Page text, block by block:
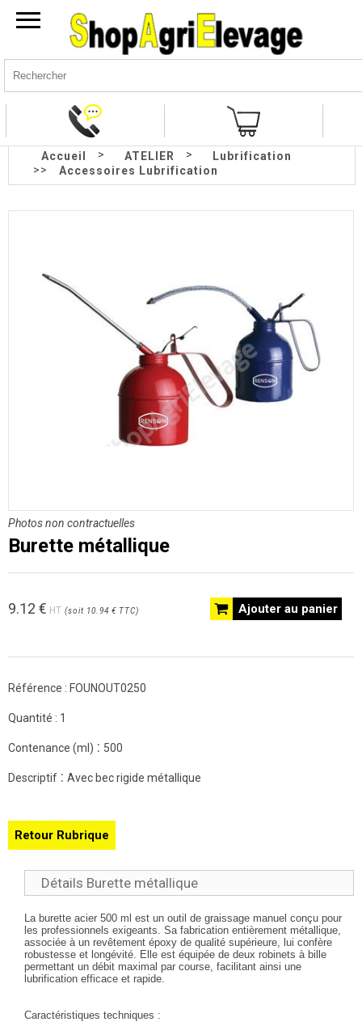
Accueil > ATELIER >
Lubrification
>>
Accessoires Lubrification
Photos non contractuelles
Burette métallique
Ajouter au panier
9.12 € HT (soit 10.94 € TTC)
Référence : FOUNOUT0250
Quantité : 1
Contenance (ml) : 500
Descriptif : Avec bec rigide métallique
Retour Rubrique
Détails Burette métallique
La burette acier 500 ml est un outil de graissage manuel conçu pour
les professionnels exigeants. Sa fabrication entièrement métallique,
associée à un revêtement époxy de qualité supérieure, lui confère
robustesse et longévité. Elle est équipée de deux robinets à bille
permettant un débit maximal par course, facilitant ainsi une
lubrification efficace et rapide.
Caractéristiques techniques :